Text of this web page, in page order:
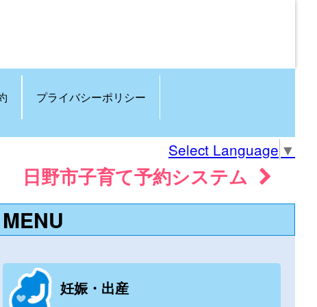
プライバシーポリシー
Select Language ▼
日野市子育て予約システム
MENU
妊娠・出産